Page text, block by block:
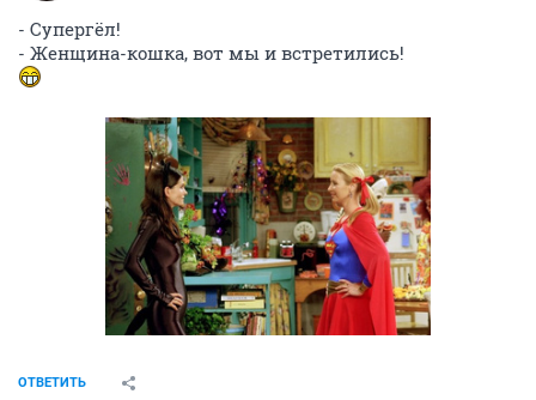
- Супергёл!
- Женщина-кошка, вот мы и встретились!
ОТВЕТИТЬ